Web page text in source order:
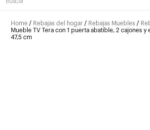
Home / Rebajas del hogar / Rebajas Muebles /
Mueble TV Tera con 1 puerta abatible, 2 cajones y
47,5 cm